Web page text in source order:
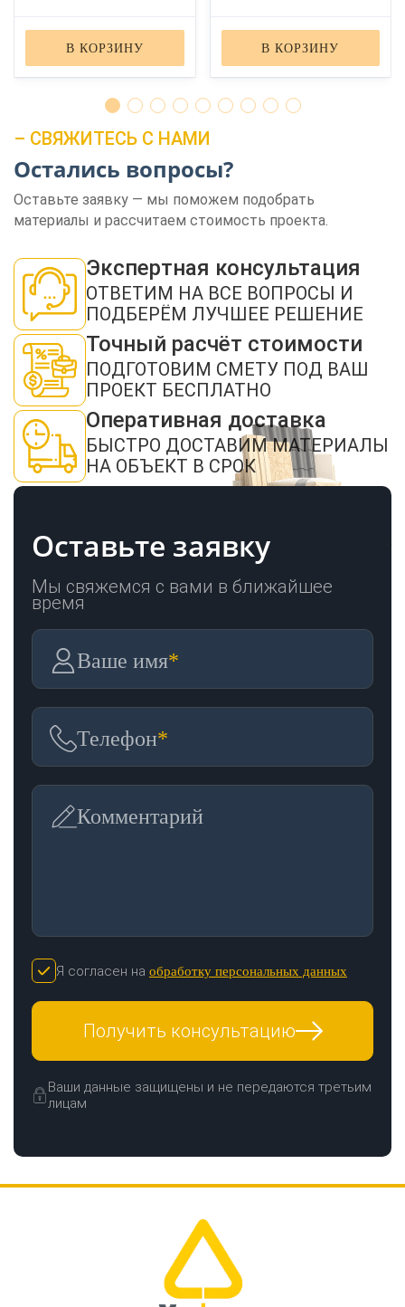
В КОРЗИНУ В КОРЗИНУ
– СВЯЖИТЕСЬ С НАМИ
Остались вопросы?
Оставьте заявку — мы поможем подобрать
материалы и рассчитаем стоимость проекта.
Экспертная консультация
ОТВЕТИМ НА ВСЕ ВОПРОСЫ И
ПОДБЕРЁМ ЛУЧШЕЕ РЕШЕНИЕ
Точный расчёт стоимости
ПОДГОТОВИМ СМЕТУ ПОД ВАШ
ПРОЕКТ БЕСПЛАТНО
Оперативная доставка
БЫСТРО ДОСТАВИМ МАТЕРИАЛЫ
НА ОБЪЕКТ В СРОК
Оставьте заявку
Мы свяжемся с вами в ближайшее
время
Ваше имя*
Телефон*
Комментарий
Я согласен на обработку персональных данных
Получить консультацию
Ваши данные защищены и не передаются третьим
лицам
ЗАКАЗАТЬ ЗВОНОК
Нажимая кнопку "Отправить", я даю своё согласие на обработку моих
персональных данных в соответствии с ФЗ от 27.07.2006 № 152-ФЗ "О
персональных данных", на условиях и для целей, определенных вполитикой
конфиденциальности
ОТПРАВИТЬ